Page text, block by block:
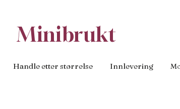
Minibrukt
Handle etter størrelse Innlevering